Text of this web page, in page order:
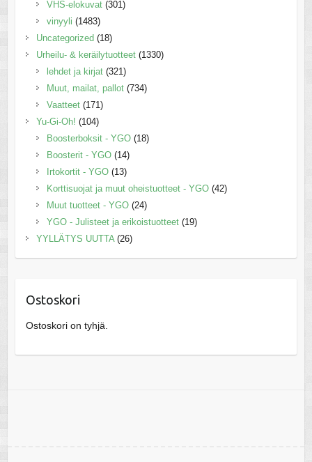
VHS-elokuvat (301)
vinyyli (1483)
Uncategorized (18)
Urheilu- & keräilytuotteet (1330)
lehdet ja kirjat (321)
Muut, mailat, pallot (734)
Vaatteet (171)
Yu-Gi-Oh! (104)
Boosterboksit - YGO (18)
Boosterit - YGO (14)
Irtokortit - YGO (13)
Korttisuojat ja muut oheistuotteet - YGO (42)
Muut tuotteet - YGO (24)
YGO - Julisteet ja erikoistuotteet (19)
YYLLÄTYS UUTTA (26)
Ostoskori
Ostoskori on tyhjä.